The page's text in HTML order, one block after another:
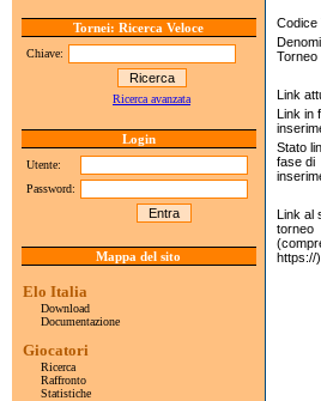
Tornei: Ricerca Veloce
Chiave:
Ricerca avanzata
Login
Utente:
Password:
Mappa del sito
Elo Italia
Download
Documentazione
Giocatori
Ricerca
Raffronto
Statistiche
Codice
Torneo
Link
Link in
Stato
fase di
Link al
torneo
https://)